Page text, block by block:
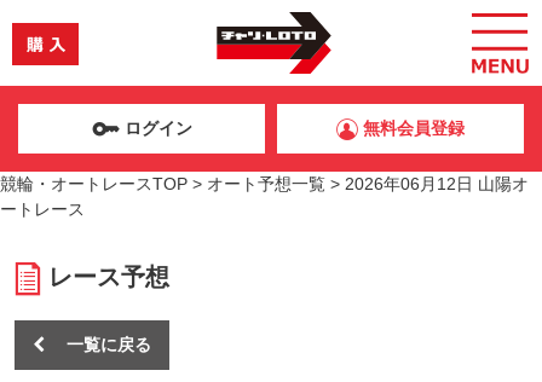
ログイン 無料会員登録
競輪・オートレースTOP > オート予想一覧 > 2026年06月12日 山陽オ
ートレース
レース予想
一覧に戻る